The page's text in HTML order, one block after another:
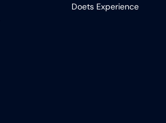
Doets Experience